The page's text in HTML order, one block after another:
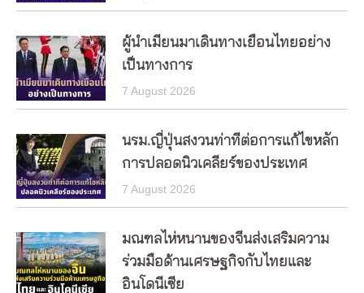
ผู้นำเมียนมาเดินทางเยือนไทยอย่าง
เป็นทางการ
7 August 2026
นรม.ญี่ปุ่นสงวนท่าทีต่อการแก้ไขหลัก
การปลอดนิวเคลียร์ของประเทศ
7 August 2026
มณฑลไห่หนานของจีนส่งเสริมความ
ร่วมมือด้านเศรษฐกิจกับไทยและ
อินโดนีเซีย